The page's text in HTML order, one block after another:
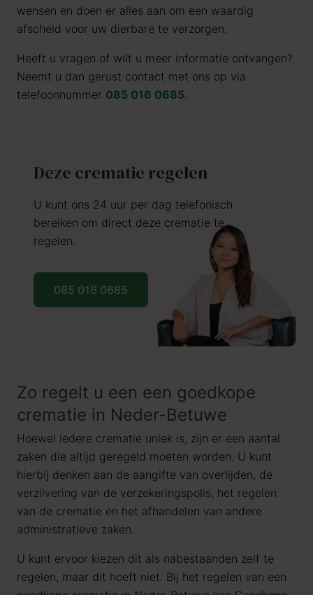
wensen en doen er alles aan om een waardig
afscheid voor uw dierbare te verzorgen.
Heeft u vragen of wilt u meer informatie ontvangen?
Neemt u dan gerust contact met ons op via
telefoonnummer 085 016 0685.
Deze crematie regelen
U kunt ons 24 uur per dag telefonisch
bereiken om direct deze crematie te
regelen.
085 016 0685
Zo regelt u een een goedkope
crematie in Neder-Betuwe
Hoewel iedere crematie uniek is, zijn er een aantal
zaken die altijd geregeld moeten worden. U kunt
hierbij denken aan de aangifte van overlijden, de
verzilvering van de verzekeringspolis, het regelen
van de crematie en het afhandelen van andere
administratieve zaken.
U kunt ervoor kiezen dit als nabestaanden zelf te
regelen, maar dit hoeft niet. Bij het regelen van een